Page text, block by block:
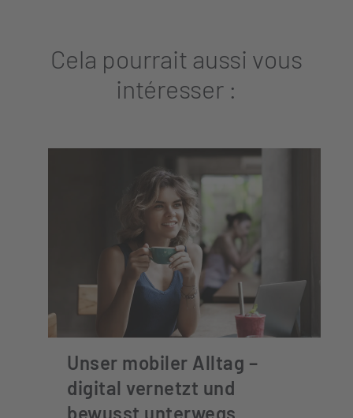
Cela pourrait aussi vous
intéresser :
Unser mobiler Alltag –
digital vernetzt und
bewusst unterwegs